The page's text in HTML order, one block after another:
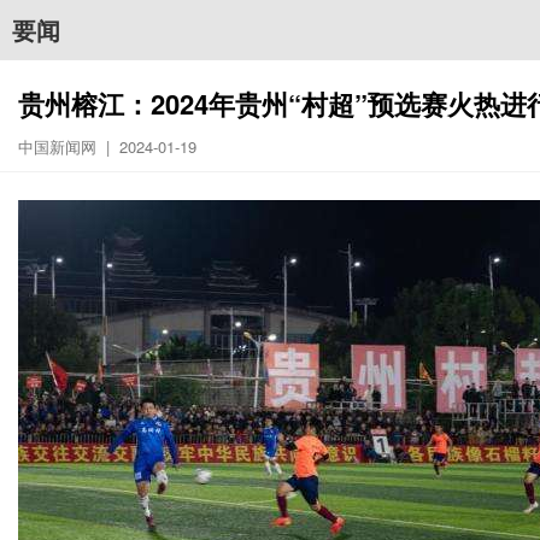
要闻
贵州榕江：2024年贵州“村超”预选赛火热进
中国新闻网 | 2024-01-19